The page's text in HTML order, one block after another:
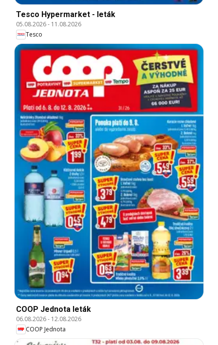
Tesco Hypermarket - leták
05.08.2026- 11.08.2026
Tesco
COOP Jednota leták
06.08.2026- 12.08.2026
COOP Jednota